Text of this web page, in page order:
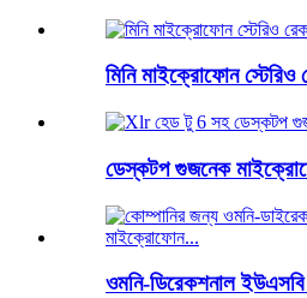
মিনি মাইক্রোফোন স্টেরিও
ডেস্কটপ গুজনেক
ওমনি-ডিরেকশনাল